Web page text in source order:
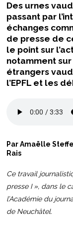
Des urnes
passant par
échanges
de presse de
le point sur
notamment
étrangers
l’EPFL et les
Par Amaëlle
Rais
Ce travail
presse I », dans le
l’Académie du
de Neuchâtel.